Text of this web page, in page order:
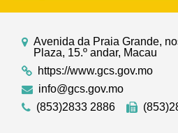
Avenida da Praia Grande,
Plaza, 15.º andar, Macau
https://www.gcs.gov.mo
info@gcs.gov.mo
(853)2833 2886